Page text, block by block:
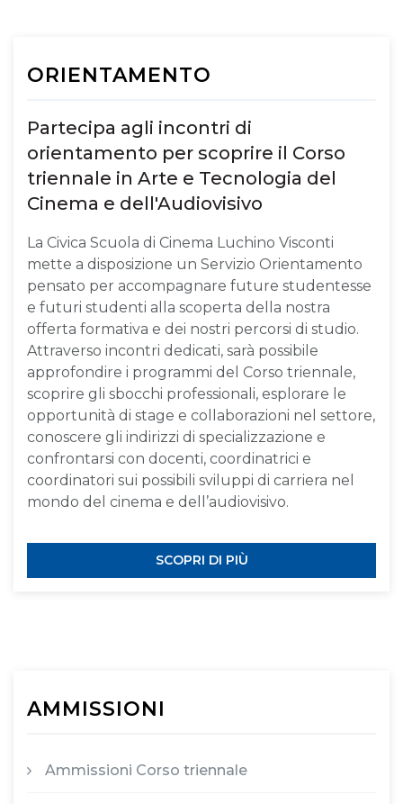
ORIENTAMENTO
Partecipa agli incontri di
orientamento per scoprire il Corso
triennale in Arte e Tecnologia del
Cinema e dell'Audiovisivo
La Civica Scuola di Cinema Luchino Visconti
mette a disposizione un Servizio Orientamento
pensato per accompagnare future studentesse
e futuri studenti alla scoperta della nostra
offerta formativa e dei nostri percorsi di studio.
Attraverso incontri dedicati, sarà possibile
approfondire i programmi del Corso triennale,
scoprire gli sbocchi professionali, esplorare le
opportunità di stage e collaborazioni nel settore,
conoscere gli indirizzi di specializzazione e
confrontarsi con docenti, coordinatrici e
coordinatori sui possibili sviluppi di carriera nel
mondo del cinema e dell’audiovisivo.
SCOPRI DI PIÙ
AMMISSIONI
Ammissioni Corso triennale